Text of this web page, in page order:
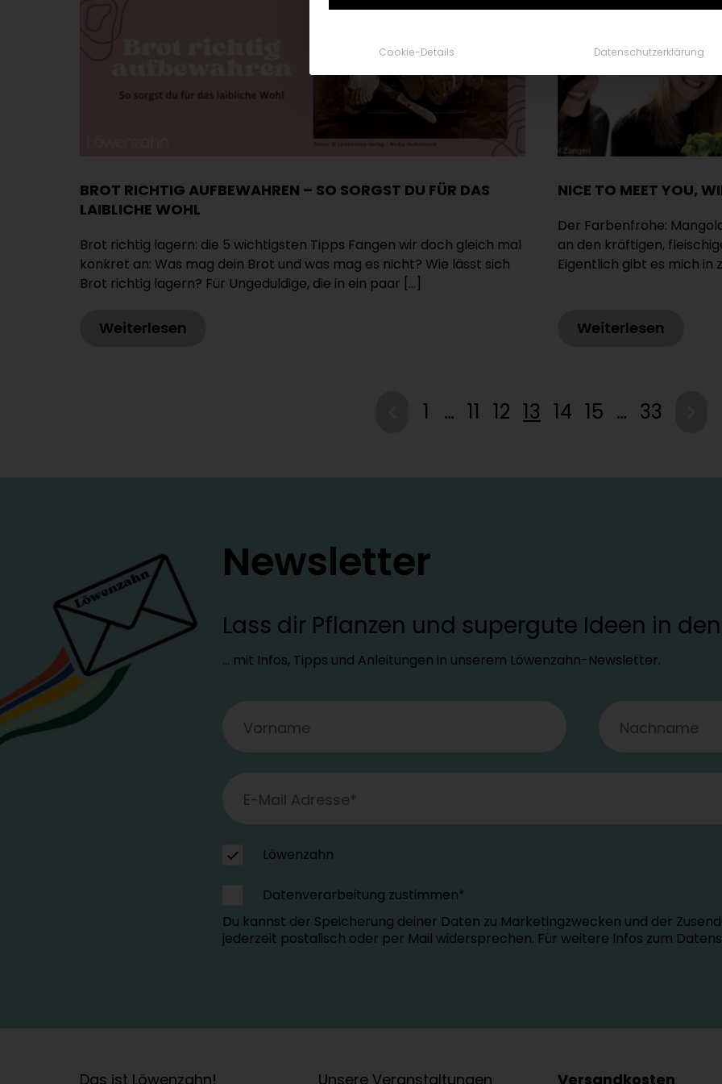
BROT RICHTIG AUFBEWAHREN – SO SORGST DU FÜR DAS
LAIBLICHE WOHL
Brot richtig lagern: die 5 wichtigsten Tipps Fangen wir doch gleich mal
konkret an: Was mag dein Brot und was mag es nicht? Wie lässt sich
Brot richtig lagern? Für Ungeduldige, die in ein paar […]
Weiterlesen
NICE TO MEET YOU,
Der Farbenfrohe:
an den kräftigen,
Eigentlich gibt es mich in
Weiterlesen
1 … 11 12 13 14 15 … 33
Newsletter
Lass dir Pflanzen und supergute Ideen in
… mit Infos, Tipps und Anleitungen in unserem Löwenzahn-Newsletter.
Löwenzahn
Datenverarbeitung zustimmen*
Du kannst der Speicherung deiner Daten zu Marketingzwecken und der
jederzeit postalisch oder per Mail widersprechen. Für weitere Infos zum
Das ist Löwenzahn! Unsere Veranstaltungen Versandkosten
Cookie-Details Datenschutzerklärung